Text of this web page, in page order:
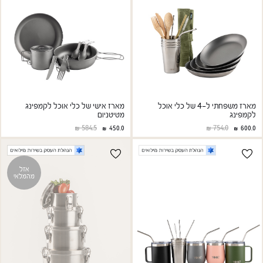
מארז משפחתי ל-4 של כלי אוכל
לקמפינג
600.0
754.0
מארז אישי של כלי אוכל לקמפינג
מטיטניום
450.0
584.5
אזל
מהמלאי